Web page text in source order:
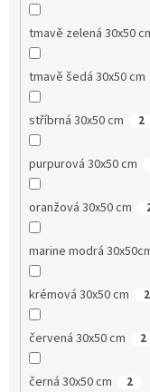
tmavě zelená 30x50
tmavě šedá 30x50 cm
stříbrná 30x50 cm 2
purpurová 30x50 cm
oranžová 30x50 cm
marine modrá
krémová 30x50 cm 2
červená 30x50 cm 2
černá 30x50 cm 2